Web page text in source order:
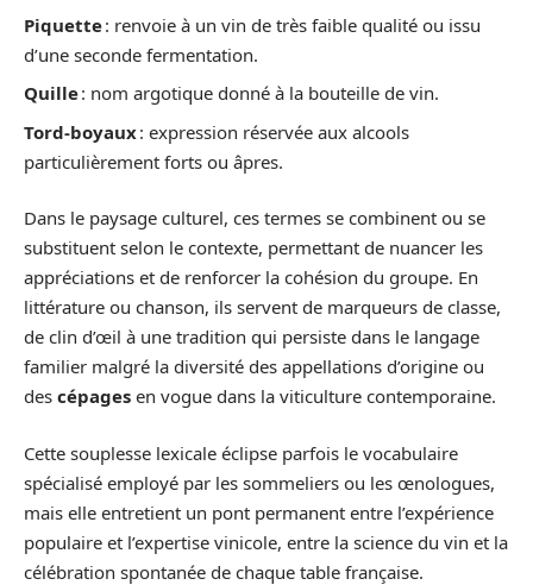
Piquette: renvoie à un vin de très faible qualité ou issu
d’une seconde fermentation.
Quille: nom argotique donné à la bouteille de vin.
Tord-boyaux: expression réservée aux alcools
particulièrement forts ou âpres.
Dans le paysage culturel, ces termes se combinent ou se
substituent selon le contexte, permettant de nuancer les
appréciations et de renforcer la cohésion du groupe. En
littérature ou chanson, ils servent de marqueurs de classe,
de clin d’œil à une tradition qui persiste dans le langage
familier malgré la diversité des appellations d’origine ou
des cépages en vogue dans la viticulture contemporaine.
Cette souplesse lexicale éclipse parfois le vocabulaire
spécialisé employé par les sommeliers ou les œnologues,
mais elle entretient un pont permanent entre l’expérience
populaire et l’expertise vinicole, entre la science du vin et la
célébration spontanée de chaque table française.